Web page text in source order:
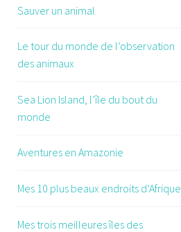
Sauver un animal
Le tour du monde de l’observation
des animaux
Sea Lion Island, l’île du bout du
monde
Aventures en Amazonie
Mes 10 plus beaux endroits d’Afrique
Mes trois meilleures îles des